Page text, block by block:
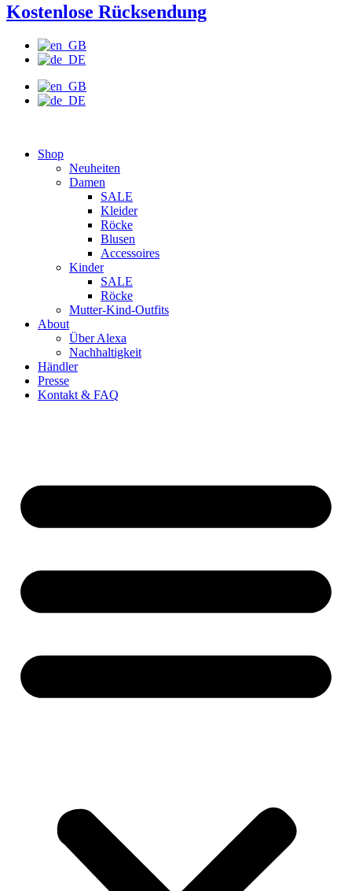
Kostenlose Rücksendung
Shop
Neuheiten
Damen
SALE
Kleider
Röcke
Blusen
Accessoires
Kinder
SALE
Röcke
Mutter-Kind-Outfits
About
Über Alexa
Nachhaltigkeit
Händler
Presse
Kontakt & FAQ